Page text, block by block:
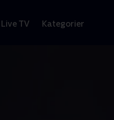
Live TV Kategorier